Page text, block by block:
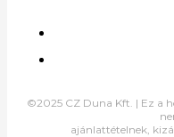
©2025 CZ Duna Kft. | Ez a
ajánlattételnek,